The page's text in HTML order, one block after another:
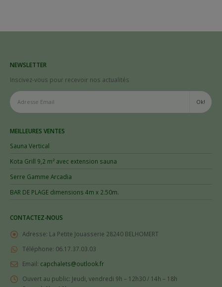
NEWSLETTER
Inscivez-vous pour recevoir nos actualités
MEILLEURES VENTES
Sauna Vertical
Kota Grill 9,2 m² avec extension sauna
Serre Gamme Arcadia
BAR DE PLAGE dimensions 4m x 2.50m.
CONTACTEZ-NOUS
Adresse: La Petite Jouasserie 28240 BELHOMERT
Téléphone: 06.17.37.03.03
Email: capchalets@outlook.fr
Ouvert au public: Jeudi, vendredi 9h – 12h30 / 14h – 18h